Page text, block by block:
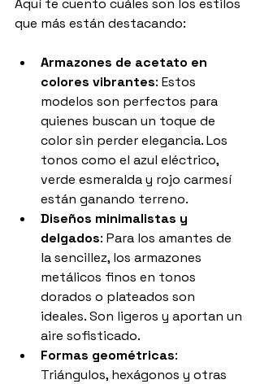
Aquí te cuento cuáles son los estilos
que más están destacando:
Armazones de acetato en
colores vibrantes: Estos
modelos son perfectos para
quienes buscan un toque de
color sin perder elegancia. Los
tonos como el azul eléctrico,
verde esmeralda y rojo carmesí
están ganando terreno.
Diseños minimalistas y
delgados: Para los amantes de
la sencillez, los armazones
metálicos finos en tonos
dorados o plateados son
ideales. Son ligeros y aportan un
aire sofisticado.
Formas geométricas:
Triángulos, hexágonos y otras